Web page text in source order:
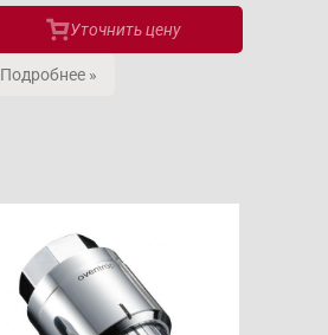
Уточнить цену
Подробнее »